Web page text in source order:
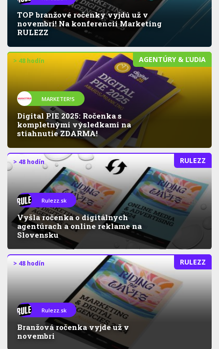
TOP branžové ročenky vyjdú už v
novembri! Na konferencii Marketing
RULEZZ
AGENTÚRY & ĽUDIA
> 48 hodín
MARKETER!S
Digital PIE 2025: Ročenka s
kompletnými výsledkami na
stiahnutie ZDARMA!
RULEZZ
> 48 hodín
Rulezz.sk
Vyšla ročenka o digitálnych
agentúrach a online reklame na
Slovensku
RULEZZ
> 48 hodín
Rulezz.sk
Branžová ročenka vyjde už v
novembri